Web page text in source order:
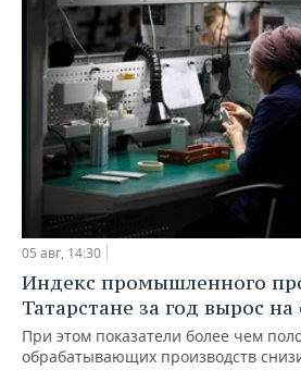
05 авг, 14:30
Индекс промышленного
Татарстане за год вырос на
При этом показатели более чем
обрабатывающих производств